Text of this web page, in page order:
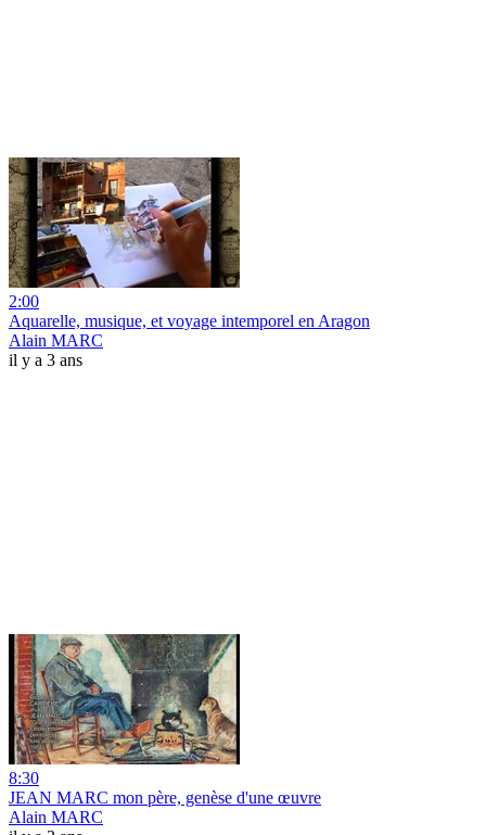
2:00
Aquarelle, musique, et voyage intemporel en Aragon
Alain MARC
il y a 3 ans
8:30
JEAN MARC mon père, genèse d'une œuvre
Alain MARC